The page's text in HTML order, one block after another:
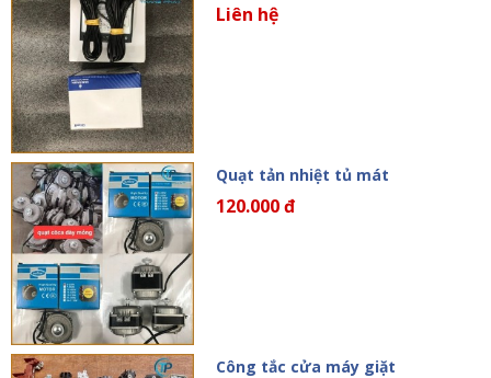
Liên hệ
Quạt tản nhiệt tủ mát
120.000 đ
Công tắc cửa máy giặt